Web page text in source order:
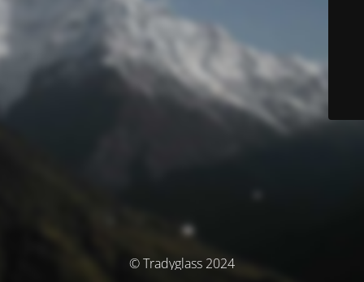
© Tradyglass 2024